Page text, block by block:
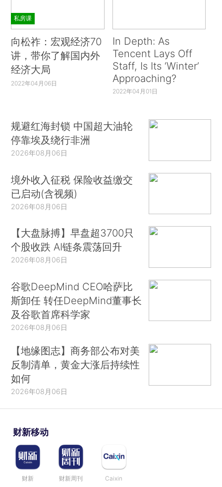
私房课
向松祚：宏观经济70
讲，带你了解国内外
经济大局
2022年04月06日
In Depth: As
Tencent Lays Off
Staff, Is Its ‘Winter’
Approaching?
2022年04月01日
规避红海封锁 中国超大油轮
停靠埃及绕行非洲
2026年08月06日
境外收入征税 保险收益缴交
已启动(含视频)
2026年08月06日
【大盘脉搏】早盘超3700只
个股收跌 AI链条震荡回升
2026年08月06日
谷歌DeepMind CEO哈萨比
斯卸任 转任DeepMind董事长
及谷歌首席科学家
2026年08月06日
【地缘图志】商务部公布对美
反制清单，黄金大涨后持续性
如何
2026年08月06日
财新移动
财新 财新周刊 Caixin